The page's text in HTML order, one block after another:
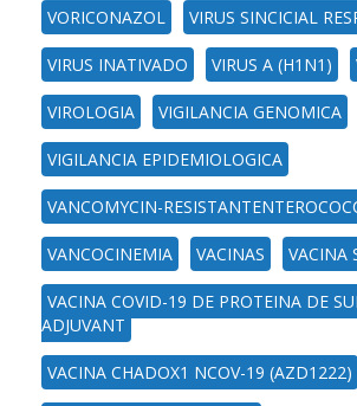
VORICONAZOL VIRUS SINCICIAL
VIRUS INATIVADO VIRUS A (H1N1)
VIROLOGIA VIGILANCIA GENOMICA
VIGILANCIA EPIDEMIOLOGICA
VANCOMYCIN-
VANCOCINEMIA VACINAS VACINA
VACINA COVID-19 DE PROTEINA DE
ADJUVANT
VACINA CHADOX1 NCOV-19 (AZD1222)